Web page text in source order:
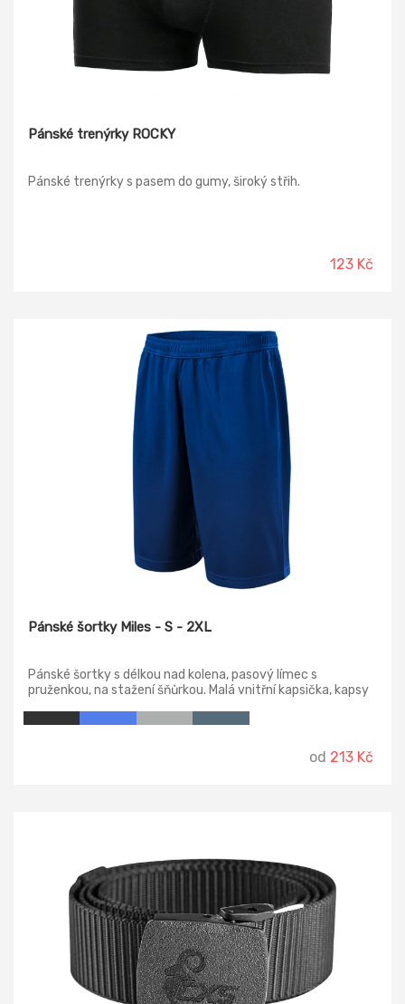
Pánské trenýrky ROCKY
Pánské trenýrky s pasem do gumy, široký střih.
123 Kč
Pánské šortky Miles - S - 2XL
Pánské šortky s délkou nad kolena, pasový límec s
pruženkou, na stažení šňůrkou. Malá vnitřní kapsička, kapsy
od 213 Kč